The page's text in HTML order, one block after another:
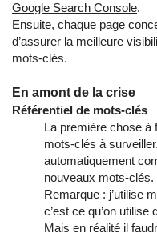
Google Search Console.
Ensuite, chaque page
d’assurer la meilleure
mots-clés.
En amont de la crise
Référentiel de mots-clés
La première chose à
mots-clés à
automatiquement
nouveaux mots-clés.
Remarque : j’utilise
c’est ce qu’on
Mais en réalité il